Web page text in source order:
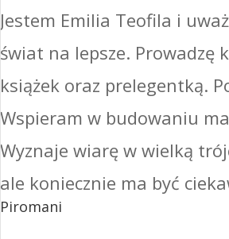
Jestem Emilia Teofila i
świat na lepsze.
książek oraz prelegentką.
Wspieram w budowaniu
Wyznaje wiarę w wielką
ale koniecznie ma być
Piromani